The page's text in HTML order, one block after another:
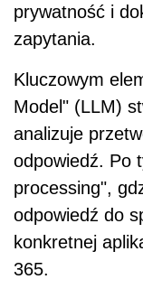
prywatność i
zapytania.
Kluczowym
Model" (LLM)
analizuje
odpowiedź. Po
processing",
odpowiedź do
konkretnej
365.